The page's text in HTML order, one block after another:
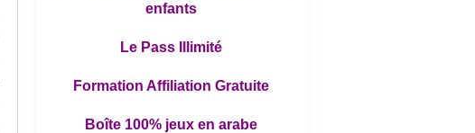
enfants
Le Pass Illimité
Formation Affiliation Gratuite
Boîte 100% jeux en arabe